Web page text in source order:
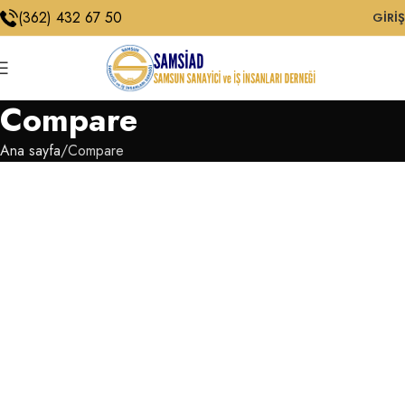
(362) 432 67 50 GIRIŞ
Compare
Ana sayfa Compare